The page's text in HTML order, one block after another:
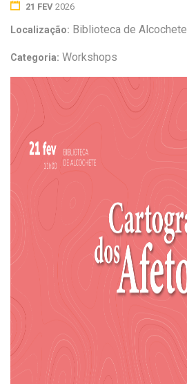
21 FEV 2026
Localização: Biblioteca de Alcochete
Categoria: Workshops